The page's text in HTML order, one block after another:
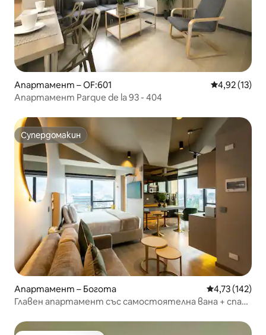
Апартамент – OF:601 Средна
4,92 (13)
Апартамент Parque de la 93 - 404
Супердомакин
Супердомакин
Апартамент – Богота Средна
4,73 (142)
Главен апартамент със самостоятелна вана + спа